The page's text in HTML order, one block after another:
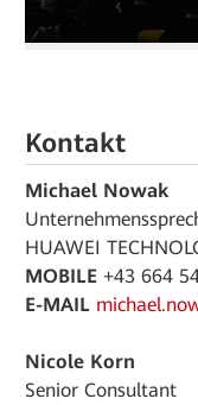
Kontakt
Michael Nowak
HUAWEI
MOBILE +43 664
E-MAIL
Nicole Korn
Senior Consultant